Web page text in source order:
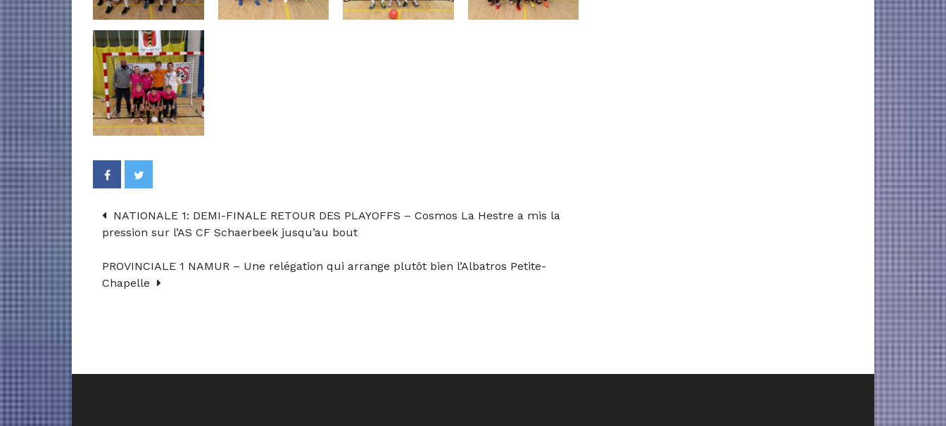
NATIONALE 1: DEMI-FINALE RETOUR DES PLAYOFFS – Cosmos La Hestre a mis la
pression sur l’AS CF Schaerbeek jusqu’au bout
PROVINCIALE 1 NAMUR – Une relégation qui arrange plutôt bien l’Albatros Petite-
Chapelle